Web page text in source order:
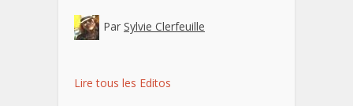
Par Sylvie Clerfeuille
Lire tous les Editos